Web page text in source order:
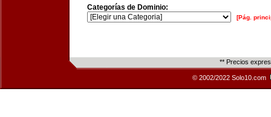
Categorías de Dominio:
[Pág.
** Precios
© 2002/2022 Solo10.com